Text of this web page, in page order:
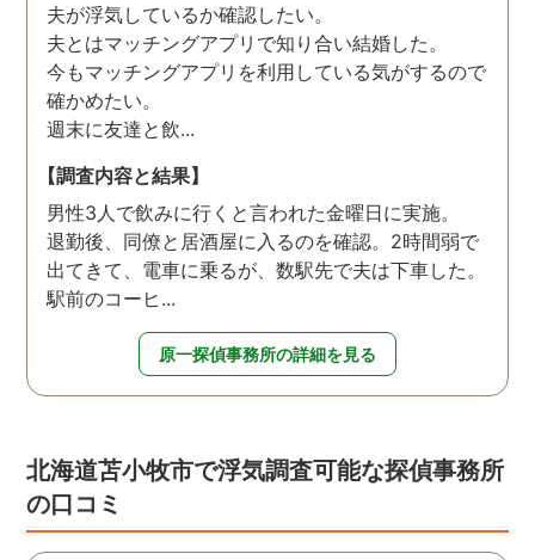
夫が浮気しているか確認したい。
夫とはマッチングアプリで知り合い結婚した。
今もマッチングアプリを利用している気がするので
確かめたい。
週末に友達と飲...
【調査内容と結果】
男性3人で飲みに行くと言われた金曜日に実施。
退勤後、同僚と居酒屋に入るのを確認。2時間弱で
出てきて、電車に乗るが、数駅先で夫は下車した。
駅前のコーヒ...
原一探偵事務所の詳細を見る
北海道苫小牧市で浮気調査可能な探偵事務所
の口コミ